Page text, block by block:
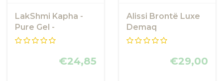
LakShmi Kapha -
Pure Gel -
Reinigingsgel met
€24,85
Alissi Brontë Luxe
Demaq
€29,00